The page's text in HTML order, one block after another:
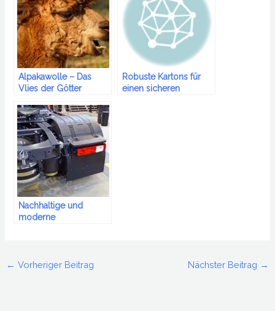
Alpakawolle – Das
Vlies der Götter
Robuste Kartons für
einen sicheren
Nachhaltige und
moderne
← Vorheriger Beitrag Nächster Beitrag →